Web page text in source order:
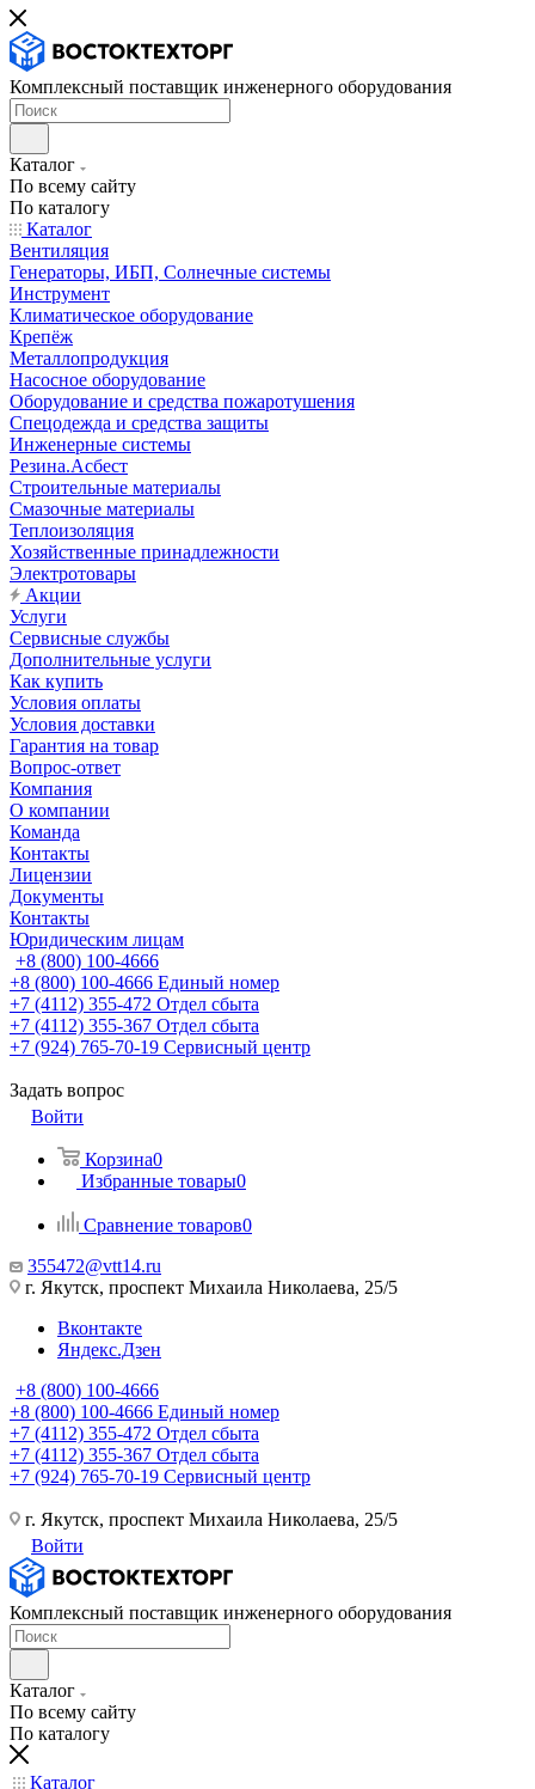
Комплексный поставщик инженерного оборудования
Каталог
По всему сайту
По каталогу
Каталог
Вентиляция
Генераторы, ИБП, Солнечные системы
Инструмент
Климатическое оборудование
Крепёж
Металлопродукция
Насосное оборудование
Оборудование и средства пожаротушения
Спецодежда и средства защиты
Инженерные системы
Резина.Асбест
Строительные материалы
Смазочные материалы
Теплоизоляция
Хозяйственные принадлежности
Электротовары
Акции
Услуги
Сервисные службы
Дополнительные услуги
Как купить
Условия оплаты
Условия доставки
Гарантия на товар
Вопрос-ответ
Компания
О компании
Команда
Контакты
Лицензии
Документы
Контакты
Юридическим лицам
+8 (800) 100-4666
+8 (800) 100-4666 Единый номер
+7 (4112) 355-472 Отдел сбыта
+7 (4112) 355-367 Отдел сбыта
+7 (924) 765-70-19 Сервисный центр
Задать вопрос
Войти
Корзина0
Избранные товары0
Сравнение товаров0
355472@vtt14.ru
г. Якутск, проспект Михаила Николаева, 25/5
Вконтакте
Яндекс.Дзен
+8 (800) 100-4666
+8 (800) 100-4666 Единый номер
+7 (4112) 355-472 Отдел сбыта
+7 (4112) 355-367 Отдел сбыта
+7 (924) 765-70-19 Сервисный центр
г. Якутск, проспект Михаила Николаева, 25/5
Войти
Комплексный поставщик инженерного оборудования
Каталог
По всему сайту
По каталогу
Каталог